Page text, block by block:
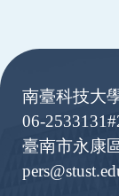
南臺科技大
06-
臺南市永康